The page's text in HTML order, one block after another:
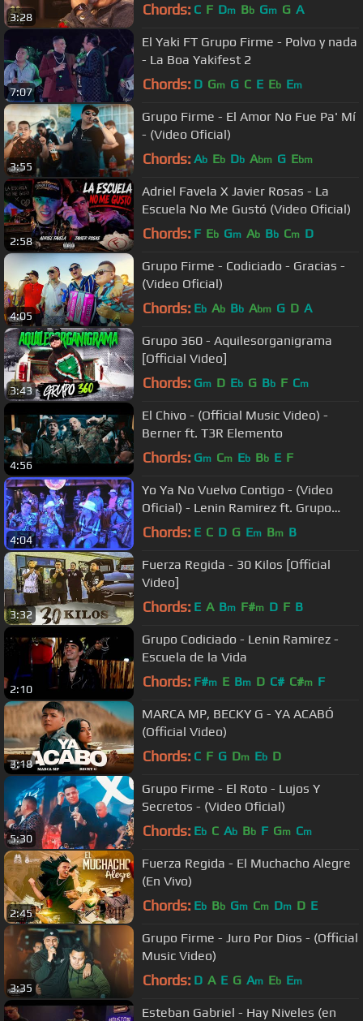
3:28 Chords: C F Dm Bb Gm G A
7:07
El Yaki FT Grupo Firme - Polvo y nada
- La Boa Yakifest 2
Chords: D Gm G C E Eb Em
3:55
Grupo Firme - El Amor No Fue Pa' Mí
- (Video Oficial)
Chords: Ab Eb Db Abm G Ebm
2:58
Adriel Favela X Javier Rosas - La
Escuela No Me Gustó (Video Oficial)
Chords: F Eb Gm Ab Bb Cm D
4:05
Grupo Firme - Codiciado - Gracias -
(Video Oficial)
Chords: Eb Ab Bb Abm G D A
3:43
Grupo 360 - Aquilesorganigrama
[Official Video]
Chords: Gm D Eb G Bb F Cm
4:56
El Chivo - (Official Music Video) -
Berner ft. T3R Elemento
Chords: Gm Cm Eb Bb E F
4:04
Yo Ya No Vuelvo Contigo - (Video
Oficial) - Lenin Ramirez ft. Grupo
Firme
Chords: E C D G Em Bm B
3:32
Fuerza Regida - 30 Kilos [Official
Video]
Chords: E A Bm F#m D F B
2:10
Grupo Codiciado - Lenin Ramirez -
Escuela de la Vida
Chords: F#m E Bm D C# C#m F
3:18
MARCA MP, BECKY G - YA ACABÓ
(Official Video)
Chords: C F G Dm Eb D
5:30
Grupo Firme - El Roto - Lujos Y
Secretos - (Video Oficial)
Chords: Eb C Ab Bb F Gm Cm
2:45
Fuerza Regida - El Muchacho Alegre
(En Vivo)
Chords: Eb Bb Gm Cm Dm D E
3:35
Grupo Firme - Juro Por Dios - (Official
Music Video)
Chords: D A E G Am Eb Em
Esteban Gabriel - Hay Niveles (en